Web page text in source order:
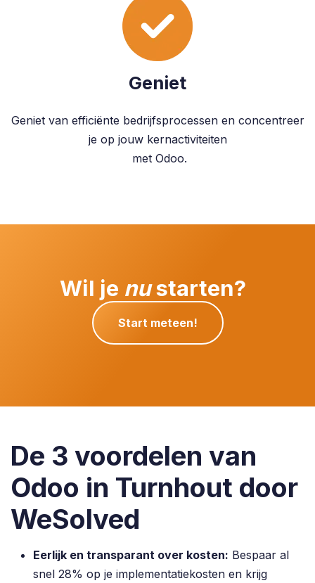
Geniet
Geniet van efficiënte bedrijfsprocessen en concentreer
je op jouw kernactiviteiten
met Odoo.
Wil je nustarten?
Start meteen!
De 3 voordelen van
Odoo in Turnhout door
WeSolved
Eerlijk en transparant over kosten: Bespaar al
snel 28% op je implementatiekosten en krijg